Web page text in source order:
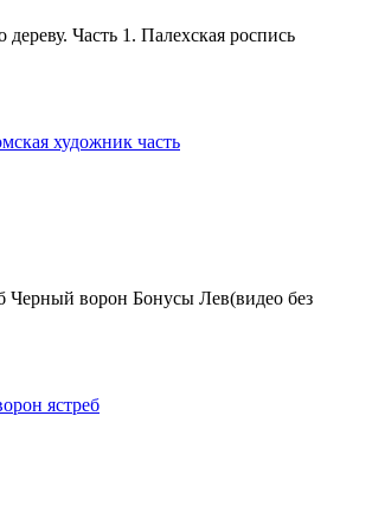
Часть 1. Палехская роспись
художник часть
Черный ворон Бонусы Лев(видео без
ястреб